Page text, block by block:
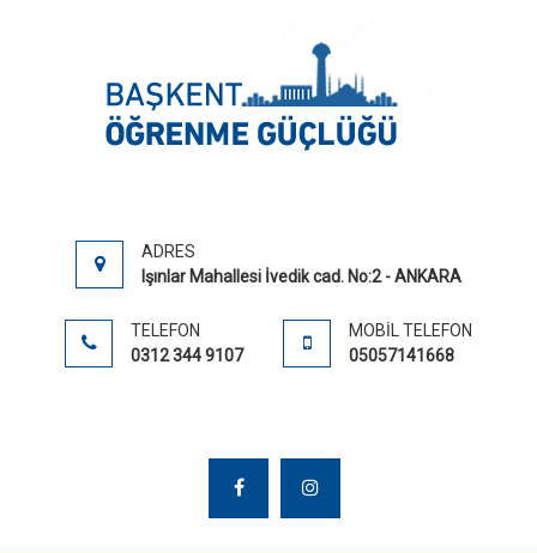
ADRES
Işınlar Mahallesi İvedik cad. No:2 - ANKARA
TELEFON
0312 344 9107
MOBIL TELEFON
05057141668